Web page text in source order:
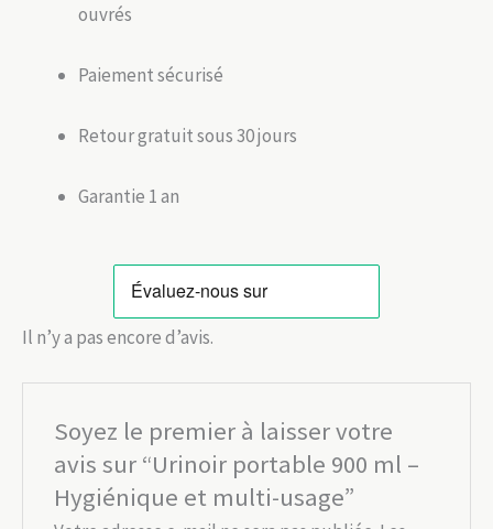
ouvrés
Paiement sécurisé
Retour gratuit sous 30 jours
Garantie 1 an
Il n’y a pas encore d’avis.
Soyez le premier à laisser votre
avis sur “Urinoir portable 900 ml –
Hygiénique et multi-usage”